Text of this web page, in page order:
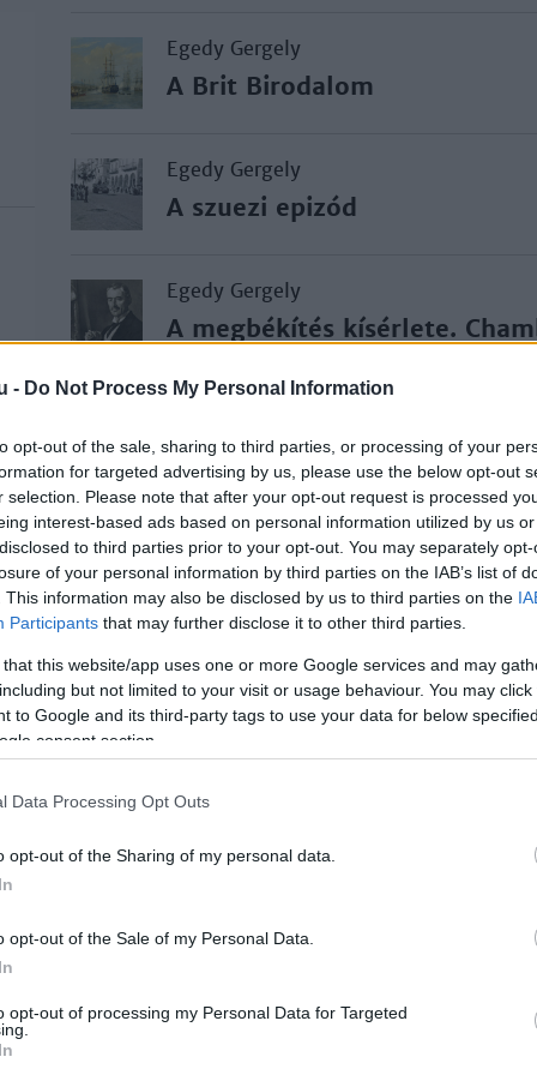
- Do Not Process My Personal Information
opt-out of the sale, sharing to third parties, or processing of your
for targeted advertising by us, please use the below opt-out
selection. Please note that after your opt-out request is processed
interest-based ads based on personal information utilized by us
to third parties prior to your opt-out. You may separately
of your personal information by third parties on the IAB’s list of
This information may also be disclosed by us to third parties on the
Participants that may further disclose it to other third parties.
that this website/app uses one or more Google services and may
but not limited to your visit or usage behaviour. You may
to Google and its third-party tags to use your data for below
consent section.
Data Processing Opt Outs
opt-out of the Sharing of my personal data.
opt-out of the Sale of my Personal Data.
opt-out of processing my Personal Data for Targeted
Egedy Gergely
A Brit Birodalom
Egedy Gergely
A szuezi epizód
Egedy Gergely
A megbékítés kísérlete.
A lámpák kialszanak
Egedy Gergely
Pearl Harbortől Hirosimáig
Nagy-Britannia és Nyugat-
A hagyomány fogságában